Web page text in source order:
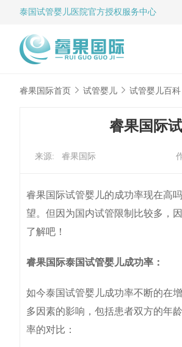
泰国试管婴儿 医院官方授权服务中心
睿果国际首页 试管婴儿 试管婴儿百科
睿果国际
来源: 睿果国际
睿果国际试管婴儿的成功率现在高
望。但因为国内试管限制比较多，
了解吧！
睿果国际泰国试管婴儿成功率：
如今泰国试管婴儿成功率不断的在
多因素的影响，包括患者双方的年
率的对比：